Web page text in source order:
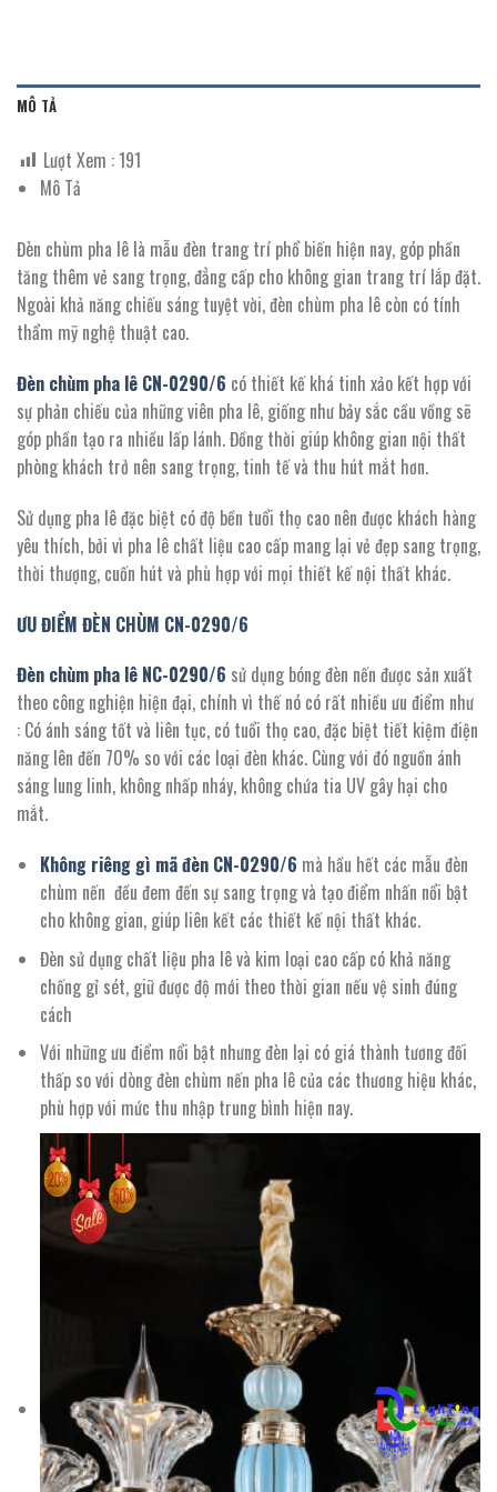
MÔ TẢ
Lượt Xem :191
Mô Tả
Đèn chùm pha lê là mẫu đèn trang trí phổ biến hiện nay, góp phần
tăng thêm vẻ sang trọng, đẳng cấp cho không gian trang trí lắp đặt.
Ngoài khả năng chiếu sáng tuyệt vời, đèn chùm pha lê còn có tính
thẩm mỹ nghệ thuật cao.
Đèn chùm pha lê CN-0290/6 có thiết kế khá tinh xảo kết hợp với
sự phản chiếu của những viên pha lê, giống như bảy sắc cầu vồng sẽ
góp phần tạo ra nhiều lấp lánh. Đồng thời giúp không gian nội thất
phòng khách trở nên sang trọng, tinh tế và thu hút mắt hơn.
Sử dụng pha lê đặc biệt có độ bền tuổi thọ cao nên được khách hàng
yêu thích, bởi vì pha lê chất liệu cao cấp mang lại vẻ đẹp sang trọng,
thời thượng, cuốn hút và phù hợp với mọi thiết kế nội thất khác.
ƯU ĐIỂM ĐÈN CHÙM CN-0290/6
Đèn chùm pha lê NC-0290/6 sử dụng bóng đèn nến được sản xuất
theo công nghiện hiện đại, chính vì thế nó có rất nhiều ưu điểm như
: Có ánh sáng tốt và liên tục, có tuổi thọ cao, đặc biệt tiết kiệm điện
năng lên đến 70% so với các loại đèn khác. Cùng với đó nguồn ánh
sáng lung linh, không nhấp nháy, không chứa tia UV gây hại cho
mắt.
Không riêng gì mã đèn CN-0290/6 mà hầu hết các mẫu đèn
chùm nến đều đem đến sự sang trọng và tạo điểm nhấn nổi bật
cho không gian, giúp liên kết các thiết kế nội thất khác.
Đèn sử dụng chất liệu pha lê và kim loại cao cấp có khả năng
chống gỉ sét, giữ được độ mới theo thời gian nếu vệ sinh đúng
cách
Với những ưu điểm nổi bật nhưng đèn lại có giá thành tương đối
thấp so với dòng đèn chùm nến pha lê của các thương hiệu khác,
phù hợp với mức thu nhập trung bình hiện nay.